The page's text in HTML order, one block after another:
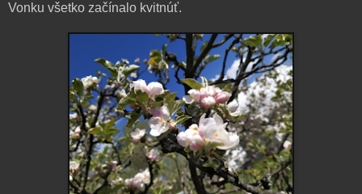
Vonku všetko začínalo kvitnúť.